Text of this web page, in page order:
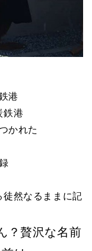
港
鉄港
かれた
然なるままに記
？贅沢な名前